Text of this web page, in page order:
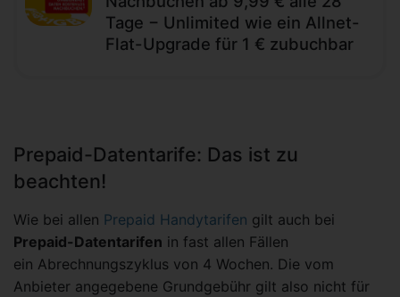
Tage − Unlimited wie ein Allnet-
Flat-Upgrade für 1 € zubuchbar
Prepaid-Datentarife: Das ist zu
beachten!
Wie bei allen Prepaid Handytarifen gilt auch bei
Prepaid-Datentarifen in fast allen Fällen
ein Abrechnungszyklus von 4 Wochen. Die vom
Anbieter angegebene Grundgebühr gilt also nicht für